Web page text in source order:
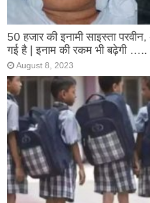
50 हजार की इनामी साइस्ता
गई है | इनाम की रकम भी बढ़ेगी …..
August 8, 2023